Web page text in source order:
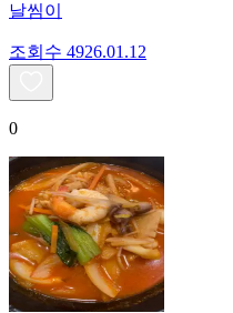
날씸이
조회수 4926.01.12
0